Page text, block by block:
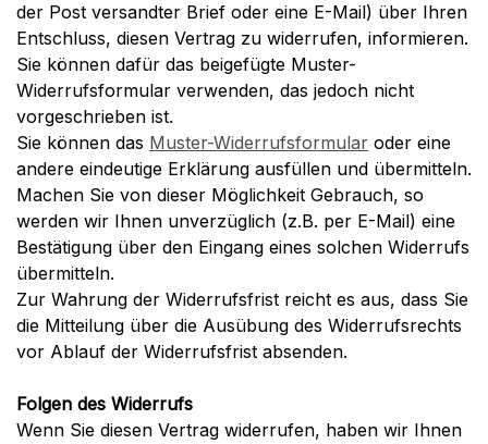
der Post versandter Brief oder eine E-Mail) über Ihren
Entschluss, diesen Vertrag zu widerrufen, informieren.
Sie können dafür das beigefügte Muster-
Widerrufsformular verwenden, das jedoch nicht
vorgeschrieben ist.
Sie können das Muster-Widerrufsformular oder eine
andere eindeutige Erklärung ausfüllen und übermitteln.
Machen Sie von dieser Möglichkeit Gebrauch, so
werden wir Ihnen unverzüglich (z.B. per E-Mail) eine
Bestätigung über den Eingang eines solchen Widerrufs
übermitteln.
Zur Wahrung der Widerrufsfrist reicht es aus, dass Sie
die Mitteilung über die Ausübung des Widerrufsrechts
vor Ablauf der Widerrufsfrist absenden.
Folgen des Widerrufs
Wenn Sie diesen Vertrag widerrufen, haben wir Ihnen